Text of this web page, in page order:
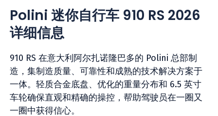
Polini 迷你自行车 910 RS 2026
详细信息
910 RS 在意大利阿尔扎诺隆巴多的 Polini 总部制
造，集制造质量、可靠性和成熟的技术解决方案于
一体。轻质合金底盘、优化的重量分布和 6.5 英寸
车轮确保直观和精确的操控，帮助驾驶员在一圈又
一圈中获得信心。